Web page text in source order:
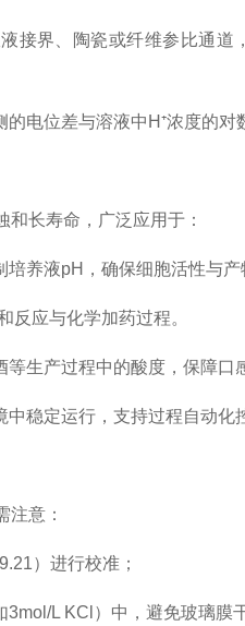
界、陶瓷或纤维参比通道
位差与溶液中H⁺浓度的对
长寿命，广泛应用于：
液pH，确保细胞活性与产
应与化学加药过程。
产过程中的酸度，保障口
定运行，支持过程自动化
意：
）进行校准；
L KCl）中，避免玻璃膜